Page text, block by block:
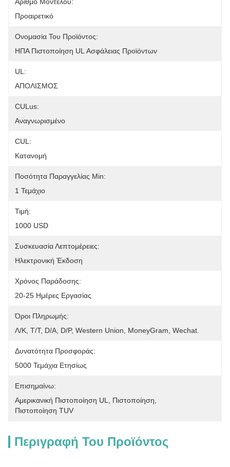
Προαιρετικό
Ονομασία Του Προϊόντος:
ΗΠΑ Πιστοποίηση UL Ασφάλειας Προϊόντων
UL:
ΑΠΟΛΙΣΜΟΣ
CULus:
Αναγνωρισμένο
CUL:
Κατανομή
Ποσότητα Παραγγελίας Min:
1 Τεμάχιο
Τιμή:
1000 USD
Συσκευασία Λεπτομέρειες:
Ηλεκτρονική Έκδοση
Χρόνος Παράδοσης:
20-25 Ημέρες Εργασίας
Όροι Πληρωμής:
Λ/Κ, Τ/Τ, D/A, D/P, Western Union, MoneyGram, Wechat.
Δυνατότητα Προσφοράς:
5000 Τεμάχια Ετησίως
Επισημαίνω:
Αμερικανική Πιστοποίηση UL
Πιστοποίηση
Πιστοποίηση TUV
Περιγραφή Του Προϊόντος